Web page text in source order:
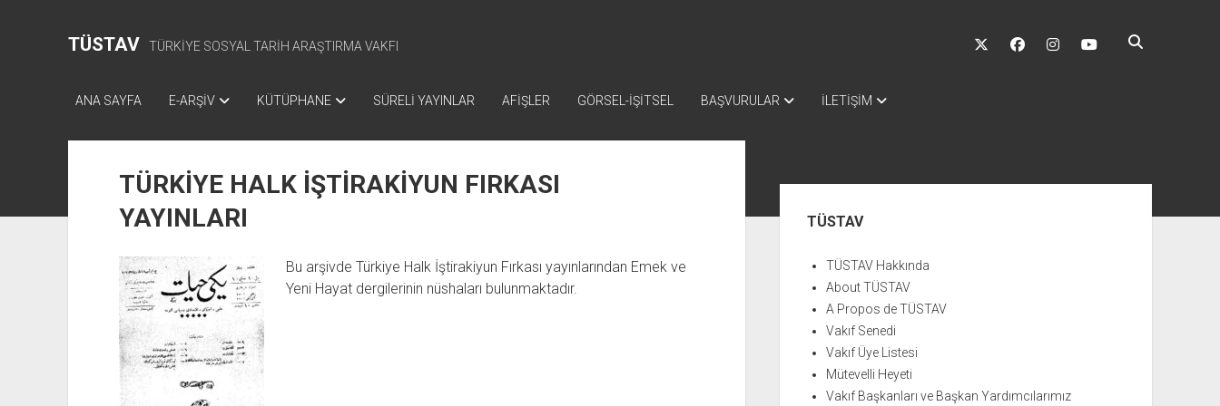
TÜSTAV TÜRKİYE SOSYAL TARİH ARAŞTIRMA VAKFI
twitter facebookinstagramyoutube
ANA SAYFA E-ARŞİV KÜTÜPHANE SÜRELİ YAYINLAR AFİŞLER GÖRSEL-İŞİTSEL BAŞVURULAR İLETİŞİM
TÜRKİYE HALK İŞTİRAKİYUN FIRKASI
YAYINLARI
Bu arşivde Türkiye Halk İştirakiyun Fırkası yayınlarından Emek ve
Yeni Hayat dergilerinin nüshaları bulunmaktadır.
MenüTÜSTAV
TÜSTAV Hakkında
About TÜSTAV
A Propos de TÜSTAV
Vakıf Senedi
Vakıf Üye Listesi
Mütevelli Heyeti
Vakıf Başkanları ve Başkan Yardımcılarımız